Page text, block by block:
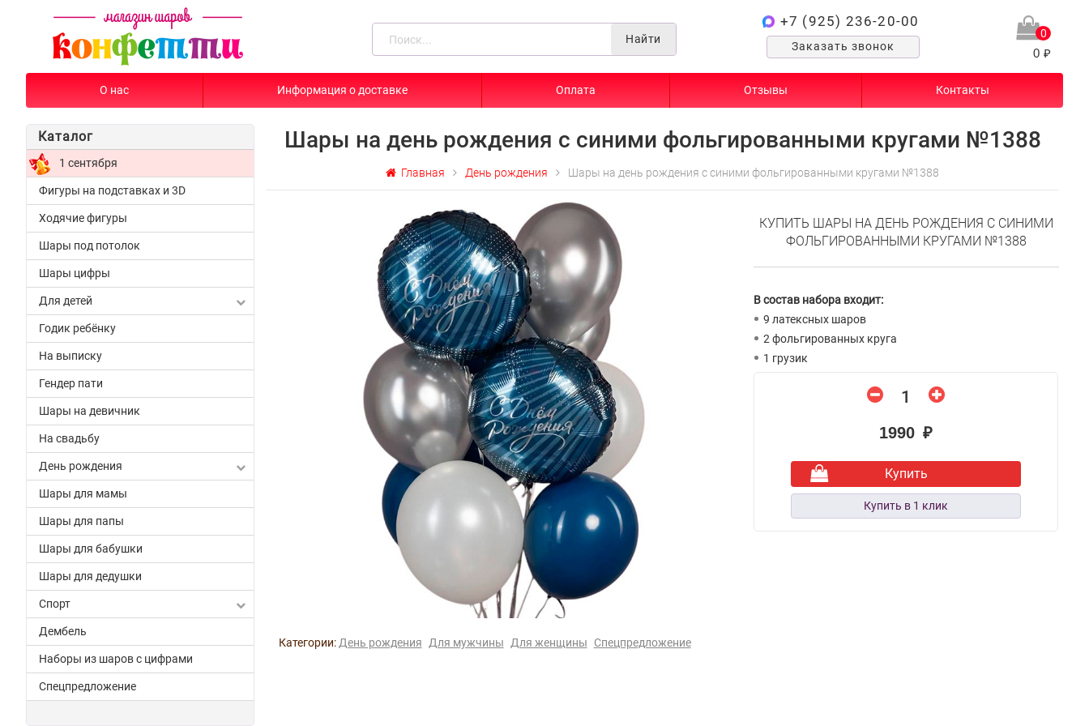
Найти
+7 (925) 236-20-00
Заказать звонок
0
0 ₽
О нас Информация о доставке Оплата Отзывы Контакты
Каталог
1 сентября
Фигуры на подставках и 3D
Ходячие фигуры
Шары под потолок
Шары цифры
Для детей
Годик ребёнку
На выписку
Гендер пати
Шары на девичник
На свадьбу
День рождения
Шары для мамы
Шары для папы
Шары для бабушки
Шары для дедушки
Спорт
Дембель
Наборы из шаров с цифрами
Спецпредложение
Шары на день рождения с синими фольгированными кругами №1388
Главная День рождения Шары на день рождения с синими фольгированными кругами №1388
Категории: День рождения Для мужчины Для женщины Спецпредложение
КУПИТЬ ШАРЫ НА ДЕНЬ РОЖДЕНИЯ С СИНИМИ
ФОЛЬГИРОВАННЫМИ КРУГАМИ №1388
В состав набора входит:
9 латексных шаров
2 фольгированных круга
1 грузик
1990 ₽
Купить